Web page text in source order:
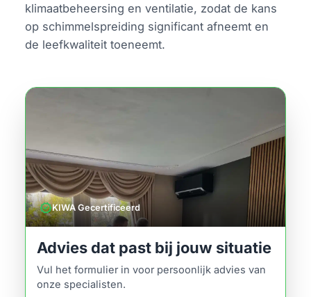
klimaatbeheersing en ventilatie, zodat de kans
op schimmelspreiding significant afneemt en
de leefkwaliteit toeneemt.
verifiedKIWA Gecertificeerd
Advies dat past bij jouw situatie
Vul het formulier in voor persoonlijk advies van
onze specialisten.